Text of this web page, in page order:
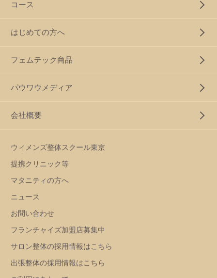
コース
はじめての方へ
フェムテック商品
パウワウメディア
会社概要
ウィメンズ整体スクール東京
提携クリニック等
マタニティの方へ
ニュース
お問い合わせ
フランチャイズ加盟店募集中
サロン整体の採用情報はこちら
出張整体の採用情報はこちら